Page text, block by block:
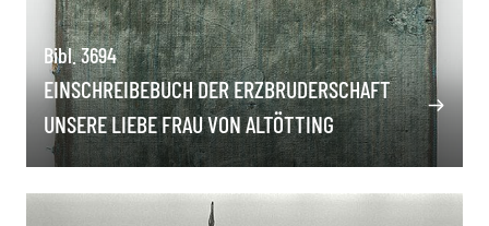
Bibl. 3694
EINSCHREIBEBUCH DER ERZBRUDERSCHAFT
UNSERE LIEBE FRAU VON ALTÖTTING